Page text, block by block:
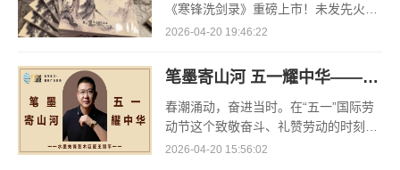
《寒锋洗剑录》重磅上市！未发先火引
业界瞩目，丹心侠骨再掀武侠热潮（文/
的长篇历史武侠力作《寒锋
2026-04-20 19:46:22
笔墨寄山河 五一耀中华——水墨先锋艺术巨匠王锁平
春潮涌动，奋进当时。在“五一”国际劳
动节这个致敬奋斗、礼赞劳动的时刻，
《笔墨寄山河 五一耀中华》系列活动如
2026-04-20 15:56:02